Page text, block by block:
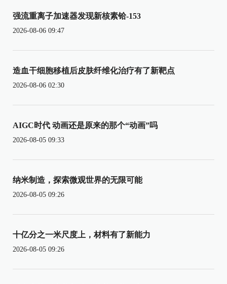
强流重离子加速器发现新核素铪-153
2026-08-06 09:47
造血干细胞移植后皮肤纤维化治疗有了新靶点
2026-08-06 02:30
AIGC时代 动画还是原来的那个“动画”吗
2026-08-05 09:33
纳米制造，探索微观世界的无限可能
2026-08-05 09:26
十亿分之一米尺度上，材料有了新能力
2026-08-05 09:26